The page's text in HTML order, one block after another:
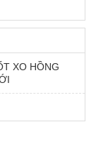
XO HỒNG